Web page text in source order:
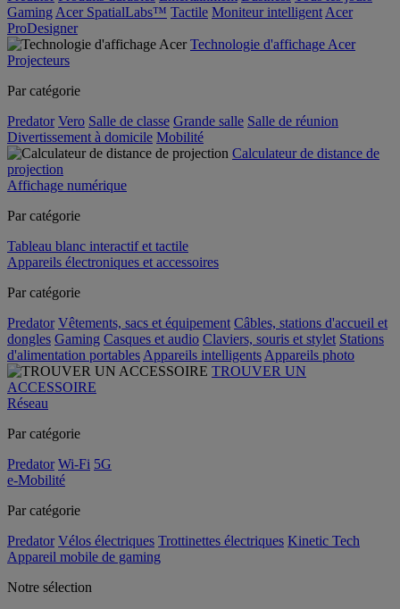
Gaming Acer SpatialLabs™ Tactile Moniteur intelligent Acer
ProDesigner
Technologie d'affichage Acer
Projecteurs
Par catégorie
Predator Vero Salle de classe Grande salle Salle de réunion
Divertissement à domicile Mobilité
Calculateur de distance de
projection
Affichage numérique
Par catégorie
Tableau blanc interactif et tactile
Appareils électroniques et accessoires
Par catégorie
Predator Vêtements, sacs et équipement Câbles, stations d'accueil et
dongles Gaming Casques et audio Claviers, souris et stylet Stations
d'alimentation portables Appareils intelligents Appareils photo
TROUVER UN
ACCESSOIRE
Réseau
Par catégorie
Predator Wi-Fi 5G
e-Mobilité
Par catégorie
Predator Vélos électriques Trottinettes électriques Kinetic Tech
Appareil mobile de gaming
Notre sélection